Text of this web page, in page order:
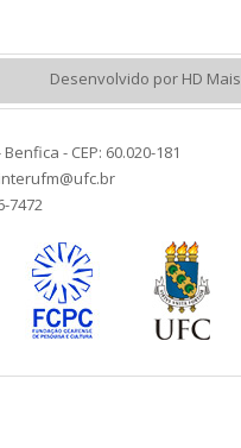
Desenvolvido por HD Mais
- CEP: 60.020-181
7472